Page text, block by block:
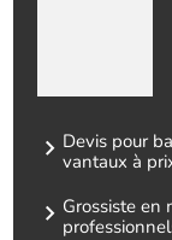
Devis pour
vantaux à
Grossiste en